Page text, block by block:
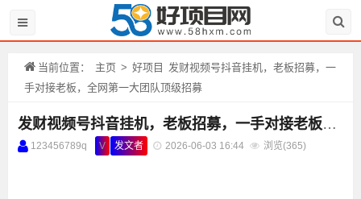
当前位置： 主页 > 好项目
发财视频号抖音挂机，老板招募，一
手对接老板，全网第一大团队顶级招募
发财视频号抖音挂机，老板招募，一手对接老板，全网第一大团队顶级招募
123456789q V 发文者 2026-06-03 16:44 浏览(365)